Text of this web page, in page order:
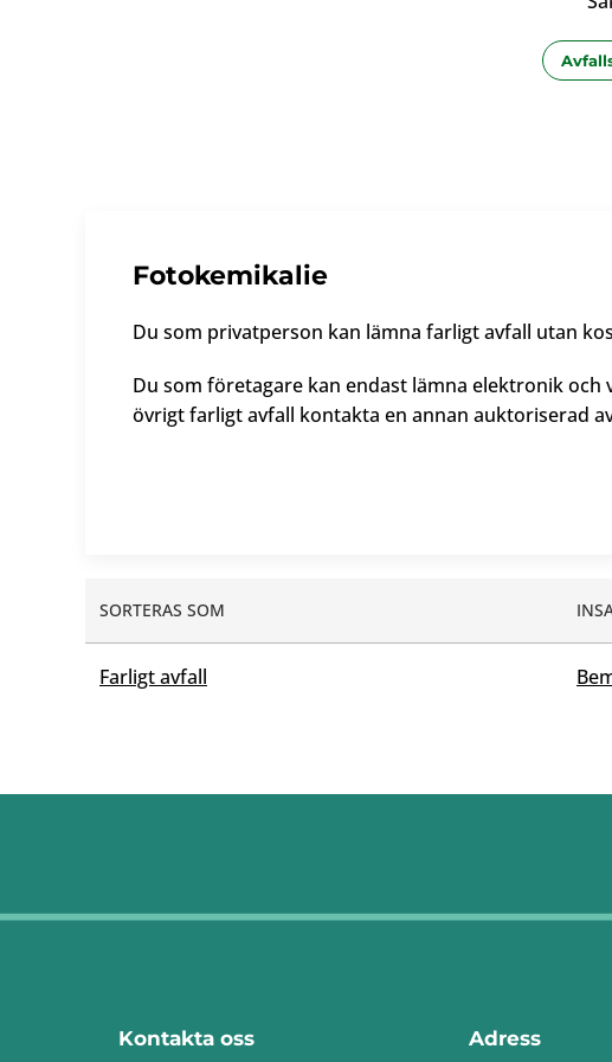
Fotokemikalie
Du som privatperson kan lämna farligt avfall utan
Du som företagare kan endast lämna elektronik
övrigt farligt avfall kontakta en annan auktoriserad
SORTERAS SOM
Farligt avfall
Kontakta oss Adress